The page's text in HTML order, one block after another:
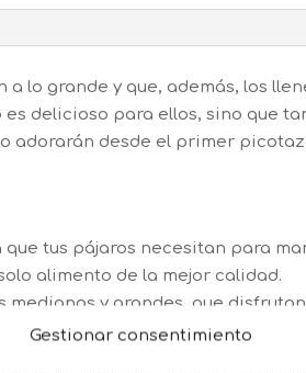
Gestionar consentimiento
lo grande y que, además, los
delicioso para ellos, sino que
adorarán desde el primer
que tus pájaros necesitan para
alimento de la mejor calidad.
medianas y grandes, que
su estado de ánimo.
otros alimentos para una dieta